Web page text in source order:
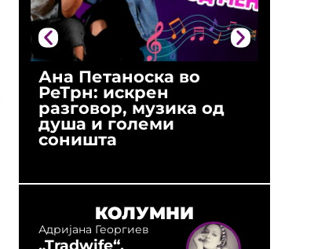
Ана Петаноска во
РеТрн: искрен
разговор, музика од
душа и големи
соништа
КОЛУМНИ
Адријана Георгиев
„Tradwife“,